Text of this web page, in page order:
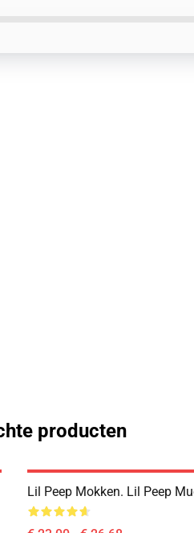
producten
Lil Peep Mokken. Lil Peep